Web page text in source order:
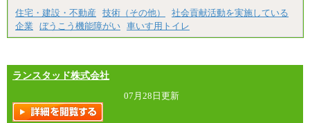
住宅・建設・不動産
技術（その他）
社会貢献活動を実施している
企業
ぼうこう機能障がい 車いす用トイレ
ランスタッド株式会社
07月28日更新